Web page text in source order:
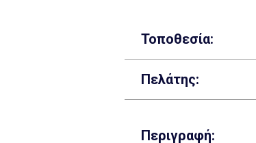
Τοποθεσία:
Πελάτης:
Περιγραφή: